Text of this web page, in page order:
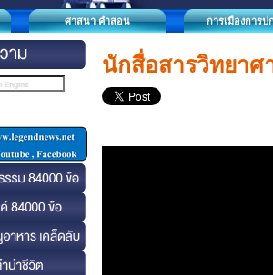
ศาสนา คำสอน การเมืองการป
นักสื่อสารวิทยาศ